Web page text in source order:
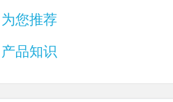
为您推荐
产品知识